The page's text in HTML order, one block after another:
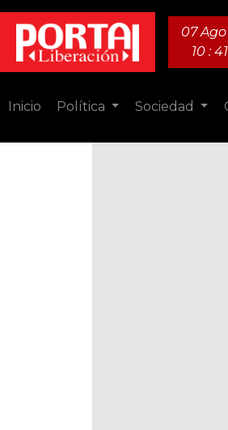
07
10 :
Inicio Política Sociedad